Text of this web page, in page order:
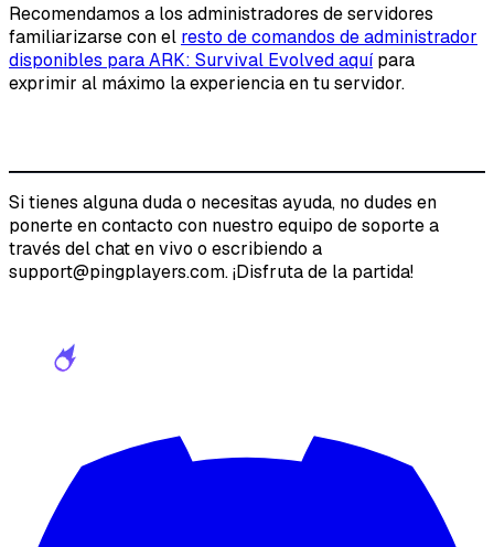
Recomendamos a los administradores de servidores
familiarizarse con el resto de comandos de administrador
disponibles para ARK: Survival Evolved aquípara
exprimir al máximo la experiencia en tu servidor.
Si tienes alguna duda o necesitas ayuda, no dudes en
ponerte en contacto con nuestro equipo de soporte a
través del chat en vivo o escribiendo a
support@pingplayers.com. ¡Disfruta de la partida!